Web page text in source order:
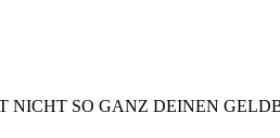
NICHT SO GANZ DEINEN